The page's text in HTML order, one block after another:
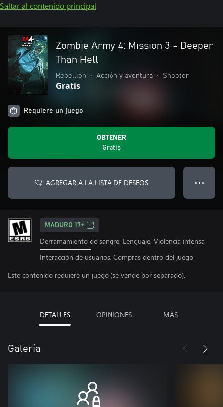
Saltar al contenido principal
Zombie Army 4: Mission 3 - Deeper
Than Hell
Rebellion • Acción y aventura • Shooter
Gratis
Requiere un juego
OBTENER
Gratis
AGREGAR A LA LISTA DE DESEOS ● ● ●
MADURO 17+
Derramamiento de sangre, Lenguaje, Violencia intensa
Interacción de usuarios, Compras dentro del juego
Este contenido requiere un juego (se vende por separado).
DETALLES OPINIONES MÁS
Galería